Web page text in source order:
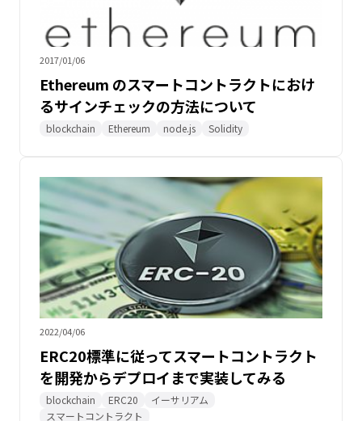
2017/01/06
Ethereum のスマートコントラクトにおけ
るサインチェックの方法について
blockchain Ethereum node.js Solidity
2022/04/06
ERC20標準に従ってスマートコントラクト
を開発からデプロイまで実装してみる
blockchain ERC20
イーサリアム
スマートコントラクト